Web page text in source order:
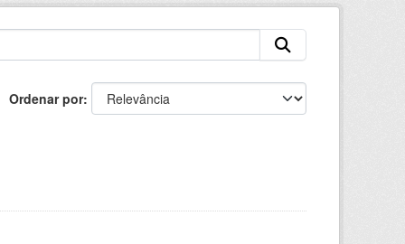
Ordenar por